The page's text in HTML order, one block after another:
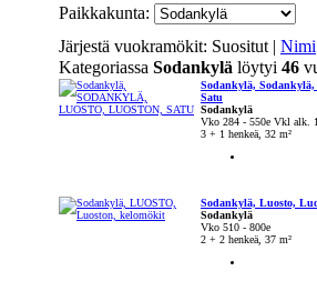
Paikkakunta:
Järjestä vuokramökit: Suositut | Nimi
Kategoriassa Sodankylä löytyi 46
Sodankylä,
Satu
Sodankylä
Vko 284 - 550e Vkl alk.
3 + 1 henkeä, 32 m²
Sodankylä, Luosto,
Sodankylä
Vko 510 - 800e
2 + 2 henkeä, 37 m²